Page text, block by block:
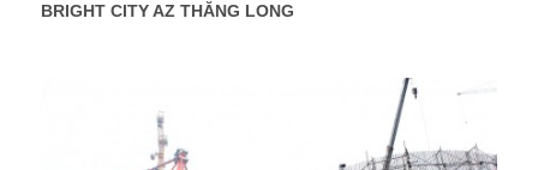
BRIGHT CITY AZ THĂNG LONG